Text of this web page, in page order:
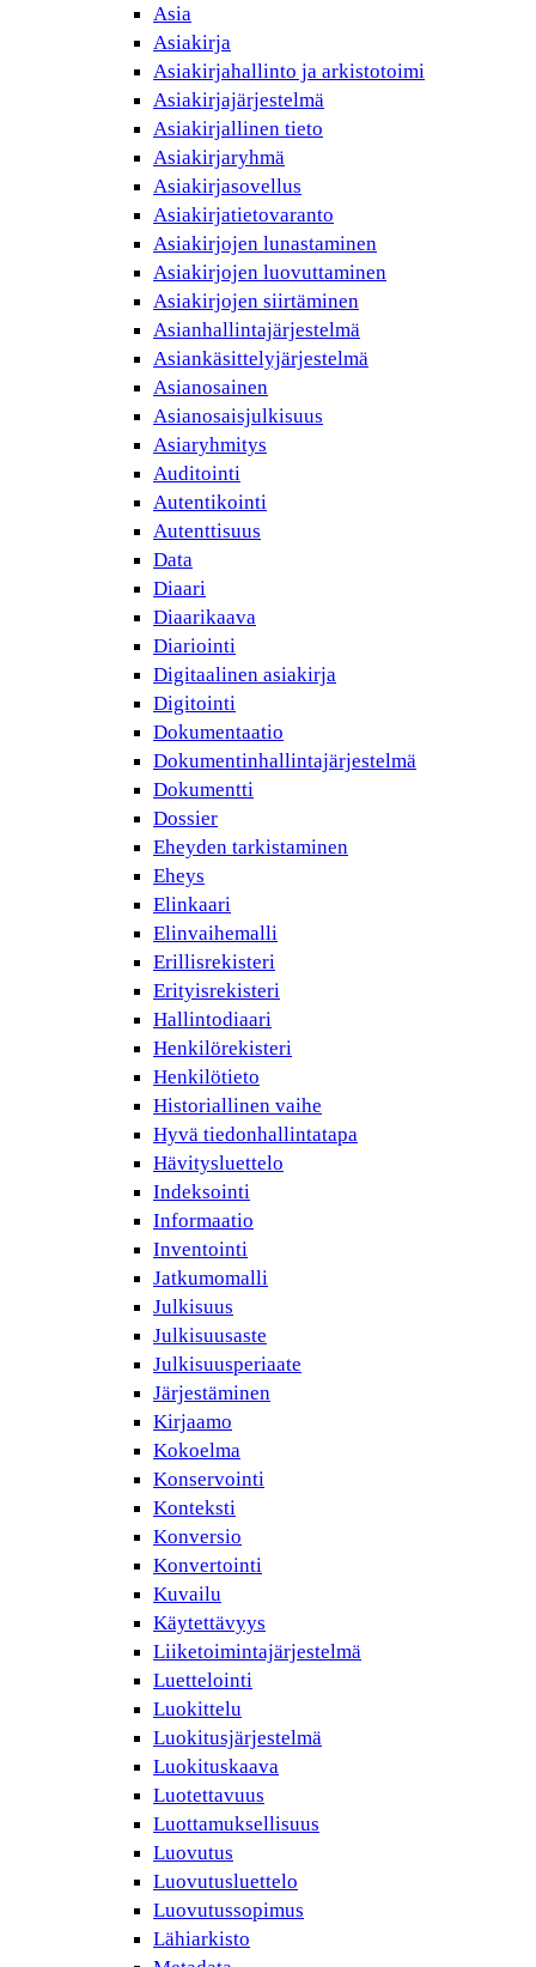
Asia
Asiakirja
Asiakirjahallinto ja arkistotoimi
Asiakirjajärjestelmä
Asiakirjallinen tieto
Asiakirjaryhmä
Asiakirjasovellus
Asiakirjatietovaranto
Asiakirjojen lunastaminen
Asiakirjojen luovuttaminen
Asiakirjojen siirtäminen
Asianhallintajärjestelmä
Asiankäsittelyjärjestelmä
Asianosainen
Asianosaisjulkisuus
Asiaryhmitys
Auditointi
Autentikointi
Autenttisuus
Data
Diaari
Diaarikaava
Diariointi
Digitaalinen asiakirja
Digitointi
Dokumentaatio
Dokumentinhallintajärjestelmä
Dokumentti
Dossier
Eheyden tarkistaminen
Eheys
Elinkaari
Elinvaihemalli
Erillisrekisteri
Erityisrekisteri
Hallintodiaari
Henkilörekisteri
Henkilötieto
Historiallinen vaihe
Hyvä tiedonhallintatapa
Hävitysluettelo
Indeksointi
Informaatio
Inventointi
Jatkumomalli
Julkisuus
Julkisuusaste
Julkisuusperiaate
Järjestäminen
Kirjaamo
Kokoelma
Konservointi
Konteksti
Konversio
Konvertointi
Kuvailu
Käytettävyys
Liiketoimintajärjestelmä
Luettelointi
Luokittelu
Luokitusjärjestelmä
Luokituskaava
Luotettavuus
Luottamuksellisuus
Luovutus
Luovutusluettelo
Luovutussopimus
Lähiarkisto